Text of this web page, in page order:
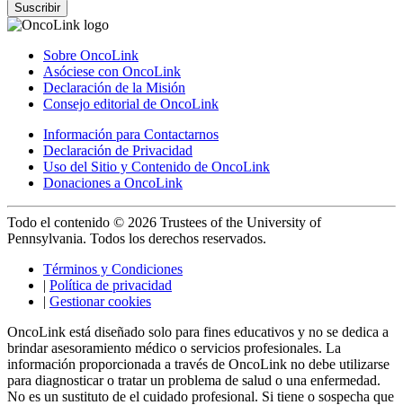
Suscribir
Sobre OncoLink
Asóciese con OncoLink
Declaración de la Misión
Consejo editorial de OncoLink
Información para Contactarnos
Declaración de Privacidad
Uso del Sitio y Contenido de OncoLink
Donaciones a OncoLink
Todo el contenido © 2026 Trustees of the University of
Pennsylvania. Todos los derechos reservados.
Términos y Condiciones
| Política de privacidad
| Gestionar cookies
OncoLink está diseñado solo para fines educativos y no se dedica a
brindar asesoramiento médico o servicios profesionales. La
información proporcionada a través de OncoLink no debe utilizarse
para diagnosticar o tratar un problema de salud o una enfermedad.
No es un sustituto de el cuidado profesional. Si tiene o sospecha que